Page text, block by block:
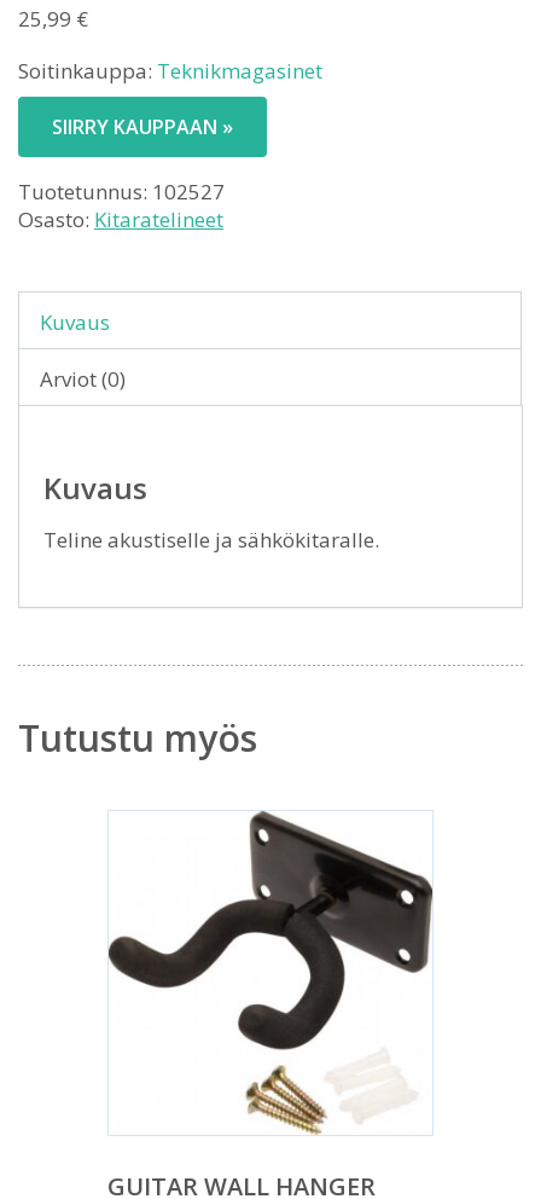
25,99 €
Soitinkauppa: Teknikmagasinet
SIIRRY KAUPPAAN »
Tuotetunnus: 102527
Osasto: Kitaratelineet
Kuvaus
Arviot (0)
Kuvaus
Teline akustiselle ja sähkökitaralle.
Tutustu myös
GUITAR WALL HANGER